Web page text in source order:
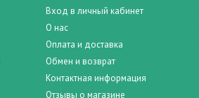
Вход в личный кабинет
О нас
Оплата и доставка
Обмен и возврат
Контактная информация
Отзывы о магазине